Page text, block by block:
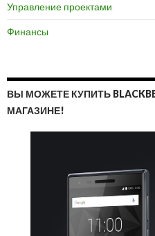
Управление проектами
Финансы
ВЫ МОЖЕТЕ КУПИТЬ
МАГАЗИНЕ!